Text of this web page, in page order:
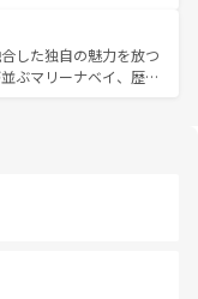
季節にも異なる楽しみ
人々、仏教を中心とし
訪れる旅人を魅了し続
観光スポットが密集し
のも魅力。息をのむよ
港を存分に楽しみ尽く
した独自の魅力を放つ
ぶマリーナベイ、歴史
める外せないスポット